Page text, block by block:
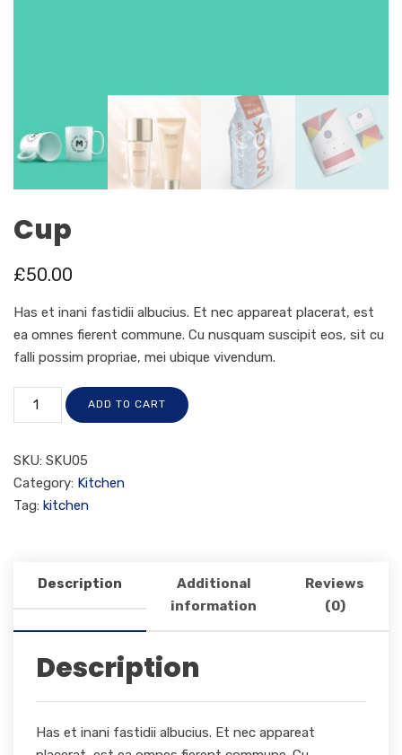
Cup
£50.00
Has et inani fastidii albucius. Et nec appareat placerat, est
ea omnes fierent commune. Cu nusquam suscipit eos, sit cu
falli possim propriae, mei ubique vivendum.
ADD TO CART
SKU: SKU05
Category: Kitchen
Tag: kitchen
Description
Additional
information
Reviews
(0)
Description
Has et inani fastidii albucius. Et nec appareat